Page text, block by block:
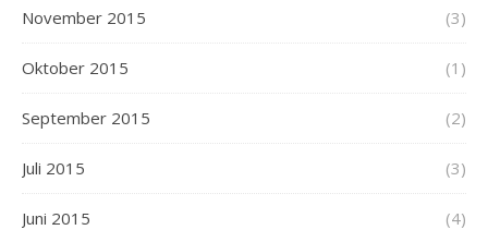
November 2015 (3)
Oktober 2015 (1)
September 2015 (2)
Juli 2015 (3)
Juni 2015 (4)